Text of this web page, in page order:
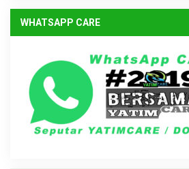
WHATSAPP CARE